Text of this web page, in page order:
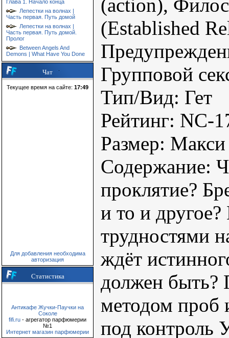
Глава 1. Начало конца
Лепестки на волнах |
Часть первая. Путь домой
Лепестки на волнах |
Часть первая. Путь домой.
Пролог
Between Angels And
Demons | What Have You Done
Чат
Текущее время на сайте: 17:49
Для добавления необходима
авторизация
Статистика
Антикафе Жучки-Паучки на
Соколе
fifi.ru - агрегатор парфюмерии
№1
Интернет магазин парфюмерии
(action),
(Established
Групповой
Тип/Вид: Гет
Рейтинг: NC-
Размер: Макси
Содержание:
проклятие?
и то и другое?
трудностями
ждёт
должен быть?
методом проб
под контроль